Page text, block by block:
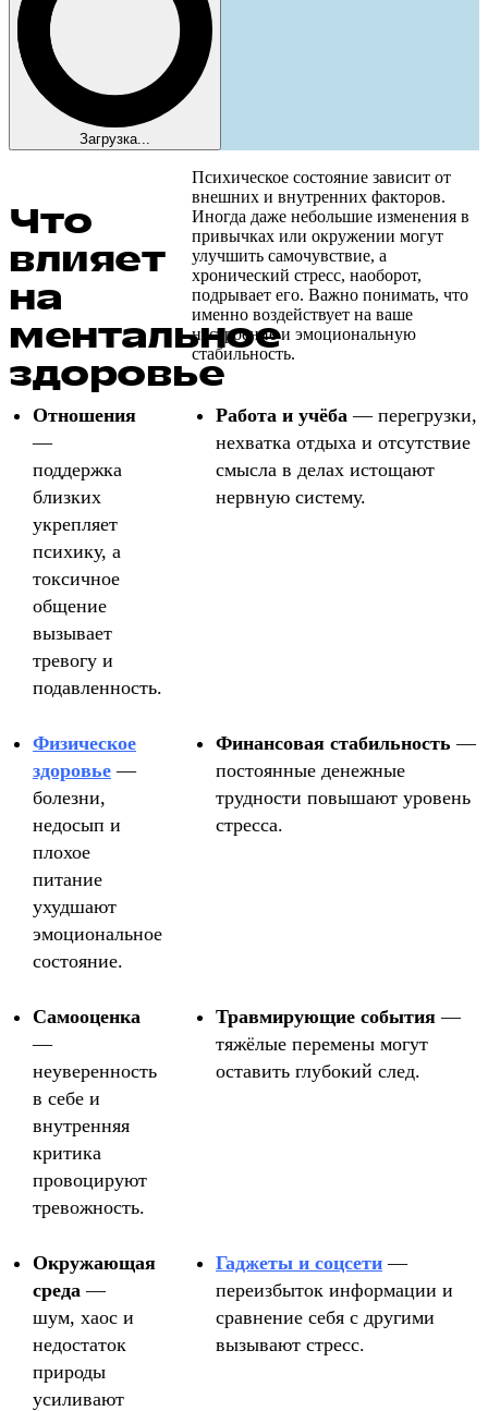
Загрузка...
Что
влияет
на
ментальное
здоровье
Психическое состояние зависит от
внешних и внутренних факторов.
Иногда даже небольшие изменения в
привычках или окружении могут
улучшить самочувствие, а
хронический стресс, наоборот,
подрывает его. Важно понимать, что
именно воздействует на ваше
настроение и эмоциональную
стабильность.
Отношения
—
поддержка
близких
укрепляет
психику, а
токсичное
общение
вызывает
тревогу и
подавленность.
Работа и учёба — перегрузки,
нехватка отдыха и отсутствие
смысла в делах истощают
нервную систему.
Физическое
здоровье —
болезни,
недосып и
плохое
питание
ухудшают
эмоциональное
состояние.
Финансовая стабильность —
постоянные денежные
трудности повышают уровень
стресса.
Самооценка
—
неуверенность
в себе и
внутренняя
критика
провоцируют
тревожность.
Травмирующие события —
тяжёлые перемены могут
оставить глубокий след.
Окружающая
среда —
шум, хаос и
недостаток
природы
усиливают
Гаджеты и соцсети —
переизбыток информации и
сравнение себя с другими
вызывают стресс.